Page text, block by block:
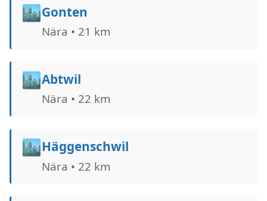
🏙️Gonten
Nära • 21 km
🏙️Abtwil
Nära • 22 km
🏙️Häggenschwil
Nära • 22 km